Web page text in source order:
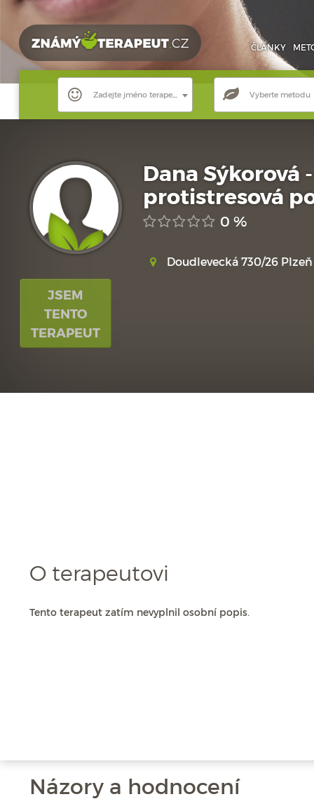
ČLÁNKY
Vyberte metodu
JSEM
TENTO
TERAPEUT
Dana Sýkorová -
protistresová
0 %
Doudlevecká 730/26 Plzeň
O terapeutovi
Tento terapeut zatím nevyplnil osobní popis.
Názory a hodnocení